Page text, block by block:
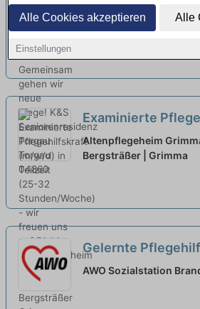
Alle Cookies akzeptieren Alle
Einstellungen
Teilzeit -
K&S Seniorenresidenz
Examinierte
(m/w/d) in Teilzeit
Stunden/Woche) -
Altenpflegeheim
Bergsträßer | Grimma
Gelernte
in Teilzeit (25 -
AWO Sozialstation